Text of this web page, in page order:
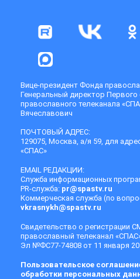
Вице-президент Фонда
Генеральный директор Первого
православного телеканала
Вячеславович
ПОЧТОВЫЙ АДРЕС:
129075, Москва, а/я 59, для
«СПАС»
EMAIL РЕДАКЦИИ:
Служба информационных
PR-служба: pr@spastv.ru
Коммерческая служба (по
vkrasnykh@spastv.ru
Свидетельство о регистрации
православный телеканал
Эл №ФС77-74808 от 11 января
Пользовательское
обработки персональных